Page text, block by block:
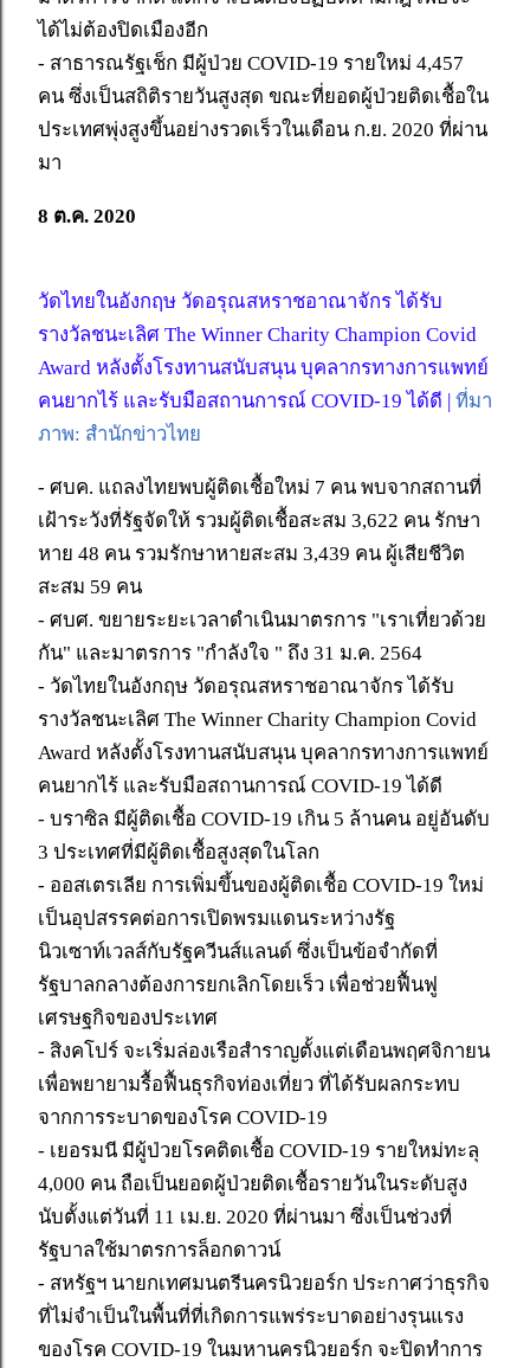
ได้ไม่ต้องปิดเมืองอีก
- สาธารณรัฐเช็ก มีผู้ป่วย COVID-19 รายใหม่ 4,457
คน ซึ่งเป็นสถิติรายวันสูงสุด ขณะที่ยอดผู้ป่วยติดเชื้อใน
ประเทศพุ่งสูงขึ้นอย่างรวดเร็วในเดือน ก.ย. 2020 ที่ผ่าน
มา
8 ต.ค. 2020
วัดไทยในอังกฤษ วัดอรุณสหราชอาณาจักร ได้รับ
รางวัลชนะเลิศ The Winner Charity Champion Covid
Award หลังตั้งโรงทานสนับสนุน บุคลากรทางการแพทย์
คนยากไร้ และรับมือสถานการณ์ COVID-19 ได้ดี | ที่มา
ภาพ: สำนักข่าวไทย
- ศบค. แถลงไทยพบผู้ติดเชื้อใหม่ 7 คน พบจากสถานที่
เฝ้าระวังที่รัฐจัดให้ รวมผู้ติดเชื้อสะสม 3,622 คน รักษา
หาย 48 คน รวมรักษาหายสะสม 3,439 คน ผู้เสียชีวิต
สะสม 59 คน
- ศบศ. ขยายระยะเวลาดำเนินมาตรการ "เราเที่ยวด้วย
กัน" และมาตรการ "กำลังใจ " ถึง 31 ม.ค. 2564
- วัดไทยในอังกฤษ วัดอรุณสหราชอาณาจักร ได้รับ
รางวัลชนะเลิศ The Winner Charity Champion Covid
Award หลังตั้งโรงทานสนับสนุน บุคลากรทางการแพทย์
คนยากไร้ และรับมือสถานการณ์ COVID-19 ได้ดี
- บราซิล มีผู้ติดเชื้อ COVID-19 เกิน 5 ล้านคน อยู่อันดับ
3 ประเทศที่มีผู้ติดเชื้อสูงสุดในโลก
- ออสเตรเลีย การเพิ่มขึ้นของผู้ติดเชื้อ COVID-19 ใหม่
เป็นอุปสรรคต่อการเปิดพรมแดนระหว่างรัฐ
นิวเซาท์เวลส์กับรัฐควีนส์แลนด์ ซึ่งเป็นข้อจำกัดที่
รัฐบาลกลางต้องการยกเลิกโดยเร็ว เพื่อช่วยฟื้นฟู
เศรษฐกิจของประเทศ
- สิงคโปร์ จะเริ่มล่องเรือสำราญตั้งแต่เดือนพฤศจิกายน
เพื่อพยายามรื้อฟื้นธุรกิจท่องเที่ยว ที่ได้รับผลกระทบ
จากการระบาดของโรค COVID-19
- เยอรมนี มีผู้ป่วยโรคติดเชื้อ COVID-19 รายใหม่ทะลุ
4,000 คน ถือเป็นยอดผู้ป่วยติดเชื้อรายวันในระดับสูง
นับตั้งแต่วันที่ 11 เม.ย. 2020 ที่ผ่านมา ซึ่งเป็นช่วงที่
รัฐบาลใช้มาตรการล็อกดาวน์
- สหรัฐฯ นายกเทศมนตรีนครนิวยอร์ก ประกาศว่าธุรกิจ
ที่ไม่จำเป็นในพื้นที่ที่เกิดการแพร่ระบาดอย่างรุนแรง
ของโรค COVID-19 ในมหานครนิวยอร์ก จะปิดทำการ